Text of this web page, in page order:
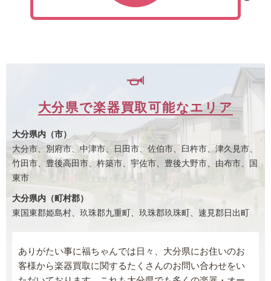
大分県で楽器買取可能なエリア
大分県内（市）
大分市、別府市、中津市、日田市、佐伯市、臼杵市、津久見市、
竹田市、豊後高田市、杵築市、宇佐市、豊後大野市、由布市、国
東市
大分県内（町村郡）
東国東郡姫島村、玖珠郡九重町、玖珠郡玖珠町、速見郡日出町
ありがたい事に福ちゃんでは日々、大分県にお住いのお
客様から楽器買取に関するたくさんのお問い合わせをい